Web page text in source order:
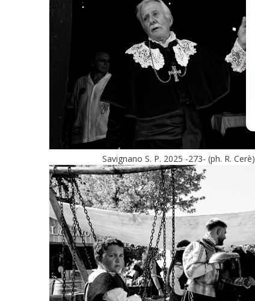
Savignano S. P. 2025 -273- (ph. R. Cerè)